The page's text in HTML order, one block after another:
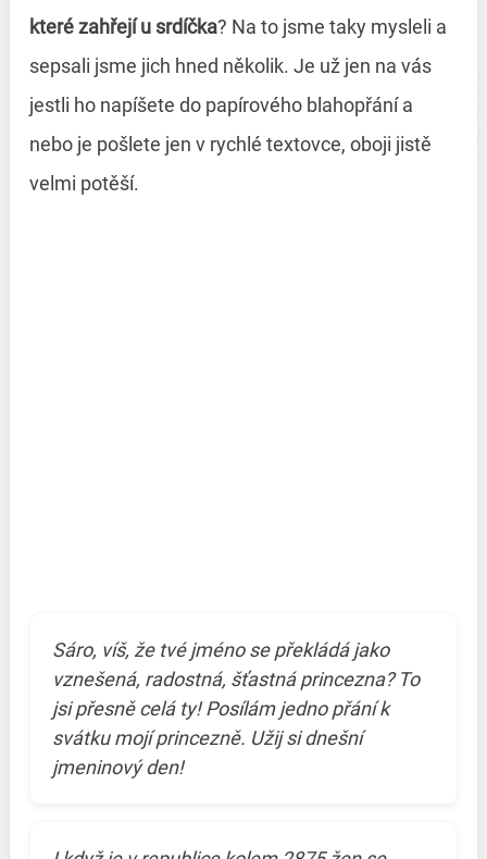
které zahřejí u srdíčka? Na to jsme taky mysleli a
sepsali jsme jich hned několik. Je už jen na vás
jestli ho napíšete do papírového blahopřání a
nebo je pošlete jen v rychlé textovce, oboji jistě
velmi potěší.
Sáro, víš, že tvé jméno se překládá jako
vznešená, radostná, šťastná princezna? To
jsi přesně celá ty! Posílám jedno přání k
svátku mojí princezně. Užij si dnešní
jmeninový den!